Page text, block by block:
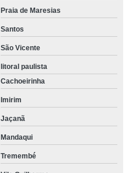
Praia de Maresias
Santos
São Vicente
litoral paulista
Cachoeirinha
Imirim
Jaçanã
Mandaqui
Tremembé